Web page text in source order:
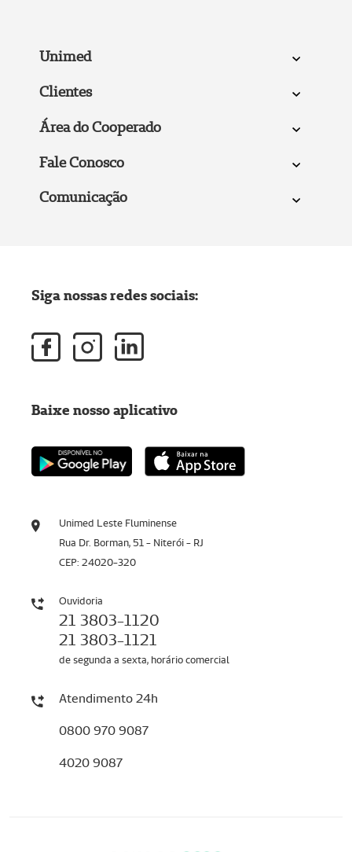
Unimed
Clientes
Área do Cooperado
Fale Conosco
Comunicação
Unimed Leste Fluminense
Rua Dr. Borman, 51 - Niterói - RJ
CEP: 24020-320
Ouvidoria
21 3803-1120
21 3803-1121
de segunda a sexta, horário comercial
Atendimento 24h
0800 970 9087
4020 9087
Siga nossas redes sociais:
Baixe nosso aplicativo